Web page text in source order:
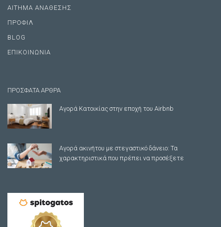
ΑΙΤΗΜΑ ΑΝΑΘΕΣΗΣ
ΠΡΟΦΙΛ
BLOG
ΕΠΙΚΟΙΝΩΝΙΑ
ΠΡΟΣΦΑΤΑ ΑΡΘΡΑ
Αγορά Κατοικίας στην εποχή του Airbnb
Αγορά ακινήτου με στεγαστικό δάνειο: Τα
χαρακτηριστικά που πρέπει να προσέξετε